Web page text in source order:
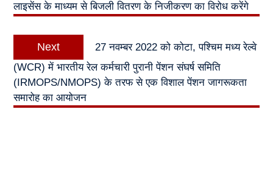
लाइसेंस के माध्यम से बिजली वितरण के निजीकरण का विरोध करेंगे
Next
Next
post:
27 नवम्बर 2022 को कोटा, पश्चिम मध्य रेल्वे
(WCR) में भारतीय रेल कर्मचारी पुरानी पेंशन संघर्ष समिति
(IRMOPS/NMOPS) के तरफ से एक विशाल पेंशन जागरूकता
समारोह का आयोजन